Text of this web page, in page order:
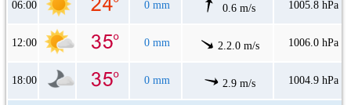
06:00 0 mm 0.6 m/s 1005.8 hPa
12:00 0 mm 2.2.0 m/s 1006.0 hPa
18:00 0 mm 2.9 m/s 1004.9 hPa